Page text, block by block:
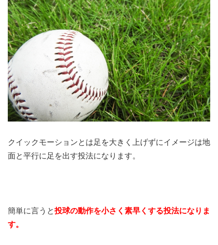
クイックモーションとは足を大きく上げずにイメージは地
面と平行に足を出す投法になります。
簡単に言うと投球の動作を小さく素早くする投法になりま
す。